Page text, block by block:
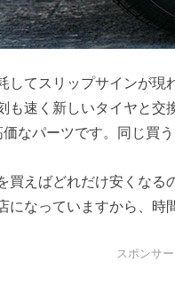
してスリップサインが
も速く新しいタイヤと
なパーツです。同じ買
買えばどれだけ安くな
になっていますから、時
スポンサ